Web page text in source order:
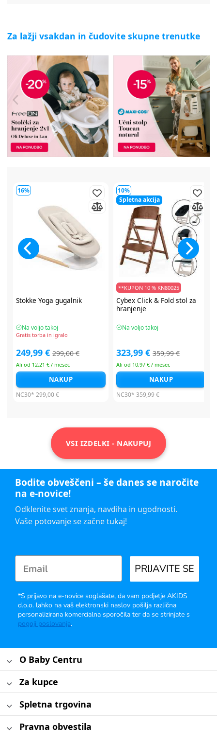
Ali od 13,53 € / mesec
NAKUP
NC30*179,99 €
Ali od 17,29 € / mesec
NAKUP
NC30*229,99 €
Za lažji vsakdan in čudovite skupne trenutke
16%
Stokke Yoga gugalnik
Na voljo takoj
Gratis torba in igralo
249,99 € 299,00 €
Ali od 12,21 € / mesec
NAKUP
NC30* 299,00 €
10%
Spletna akcija
**KUPON 10 % KN80025
Cybex Click & Fold stol za
hranjenje
Na voljo takoj
323,99 € 359,99 €
Ali od 10,97 € / mesec
NAKUP
NC30* 359,99 €
VSI IZDELKI - NAKUPUJ
Bodite obveščeni – še danes se naročite
na e-novice!
Odklenite svet znanja, navdiha in ugodnosti.
Vaše potovanje se začne tukaj!
PRIJAVITE SE
*S prijavo na e-novice soglašate, da vam podjetje AKIDS
d.o.o. lahko na vaš elektronski naslov pošilja različna
personalizirana komercialna sporočila ter da se strinjate s
pogoji poslovanja.
O Baby Centru
Za kupce
Spletna trgovina
Pravna obvestila